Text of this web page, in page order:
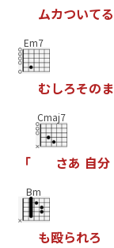
ムカついてる
Em7
むしろそのま
「
Cmaj7
さあ 自分
Bm
も殴られろ